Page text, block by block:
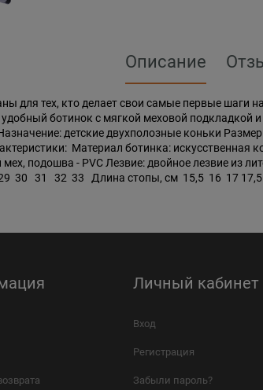
Описание
для тех, кто делает свои самые первые
ботинок с мягкой меховой
детские двухполозные коньки
Материал ботинка:
подошва - PVC Лезвие: двойное лезвие из
30 31 32 33 Длина стопы, см 15,5 16 17 17,5
Личный кабинет
Вход
Регистрация
Забыли пароль?